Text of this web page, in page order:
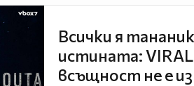
Всички я
истината:
всъщност не е